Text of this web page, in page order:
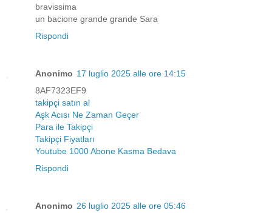
bravissima
un bacione grande grande Sara
Rispondi
Anonimo 17 luglio 2025 alle ore 14:15
8AF7323EF9
takipçi satın al
Aşk Acısı Ne Zaman Geçer
Para ile Takipçi
Takipçi Fiyatları
Youtube 1000 Abone Kasma Bedava
Rispondi
Anonimo 26 luglio 2025 alle ore 05:46